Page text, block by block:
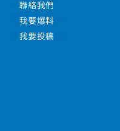
聯絡我們
我要爆料
我要投稿